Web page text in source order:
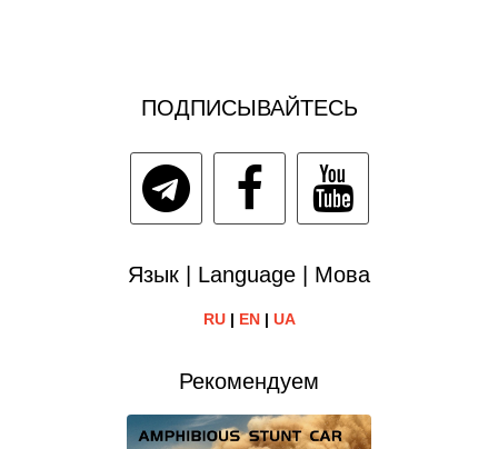
ПОДПИСЫВАЙТЕСЬ
Язык | Language | Мова
RU| EN| UA
Рекомендуем